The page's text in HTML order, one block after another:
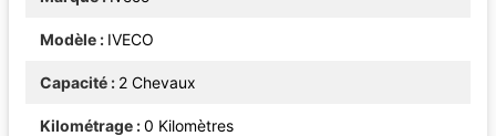
Modèle IVECO
Capacité 2 Chevaux
Kilométrage 0 Kilomètres